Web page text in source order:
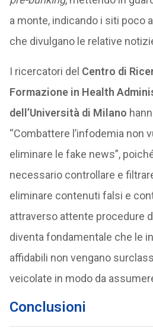
a monte, indicando i siti poco
che divulgano le relative
I ricercatori del Centro di
Formazione in Health
dell’Università di Milano
“Combattere l’infodemia non
eliminare le fake news”,
necessario controllare e
eliminare contenuti falsi e
attraverso attente procedure
diventa fondamentale che le
affidabili non vengano
veicolate in modo da
Conclusioni